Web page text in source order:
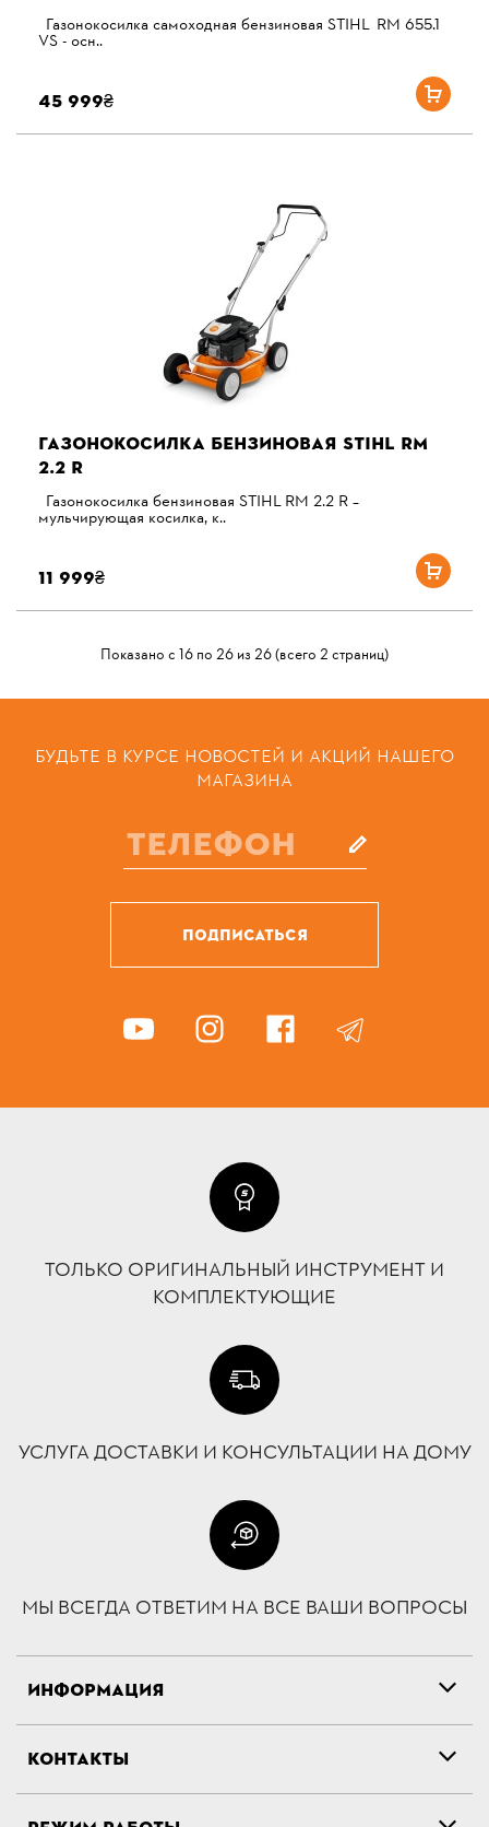
Газонокосилка самоходная бензиновая STIHL RM 655.1
VS - осн..
45 999₴
ГАЗОНОКОСИЛКА БЕНЗИНОВАЯ STIHL RM
2.2 R
Газонокосилка бензиновая STIHL RM 2.2 R –
мульчирующая косилка, к..
11 999₴
Показано с 16 по 26 из 26 (всего 2 страниц)
БУДЬТЕ В КУРСЕ НОВОСТЕЙ И АКЦИЙ НАШЕГО
МАГАЗИНА
ПОДПИСАТЬСЯ
ТОЛЬКО ОРИГИНАЛЬНЫЙ ИНСТРУМЕНТ И
КОМПЛЕКТУЮЩИЕ
УСЛУГА ДОСТАВКИ И КОНСУЛЬТАЦИИ НА ДОМУ
МЫ ВСЕГДА ОТВЕТИМ НА ВСЕ ВАШИ ВОПРОСЫ
ИНФОРМАЦИЯ
КОНТАКТЫ